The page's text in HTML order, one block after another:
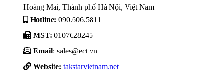
Hoàng Mai, Thành phố Hà Nội, Việt Nam
Hotline: 090.606.5811
MST: 0107628245
Email: sales@ect.vn
Website: takstarvietnam.net